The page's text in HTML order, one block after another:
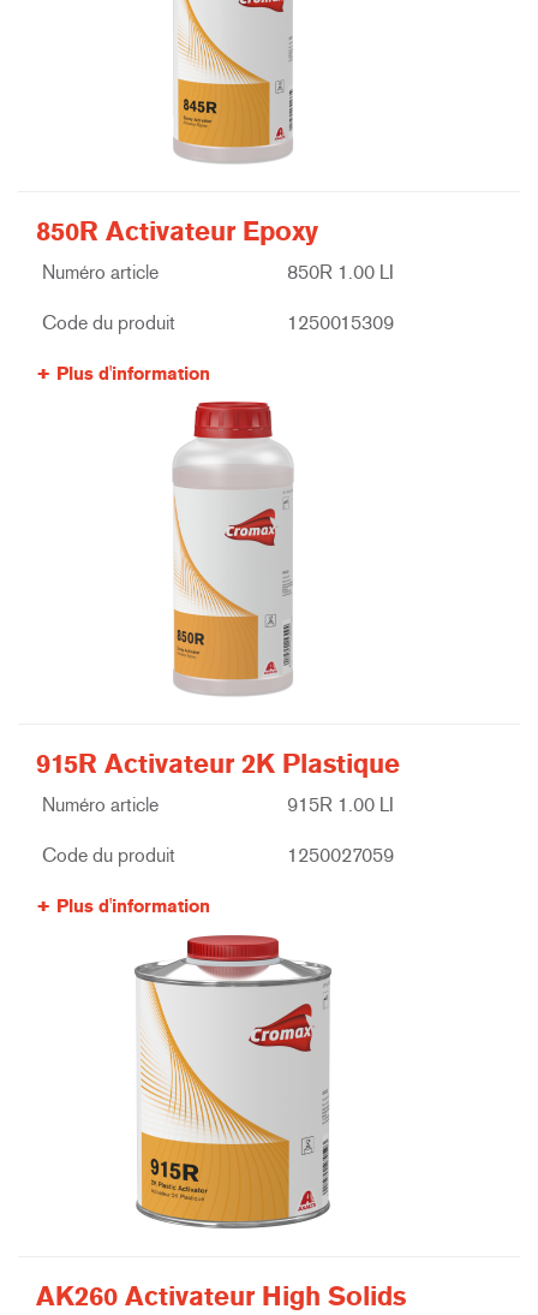
850R Activateur Epoxy
Numéro article 850R 1.00 LI
Code du produit 1250015309
Plus d'information
915R Activateur 2K Plastique
Numéro article 915R 1.00 LI
Code du produit 1250027059
Plus d'information
AK260 Activateur High Solids